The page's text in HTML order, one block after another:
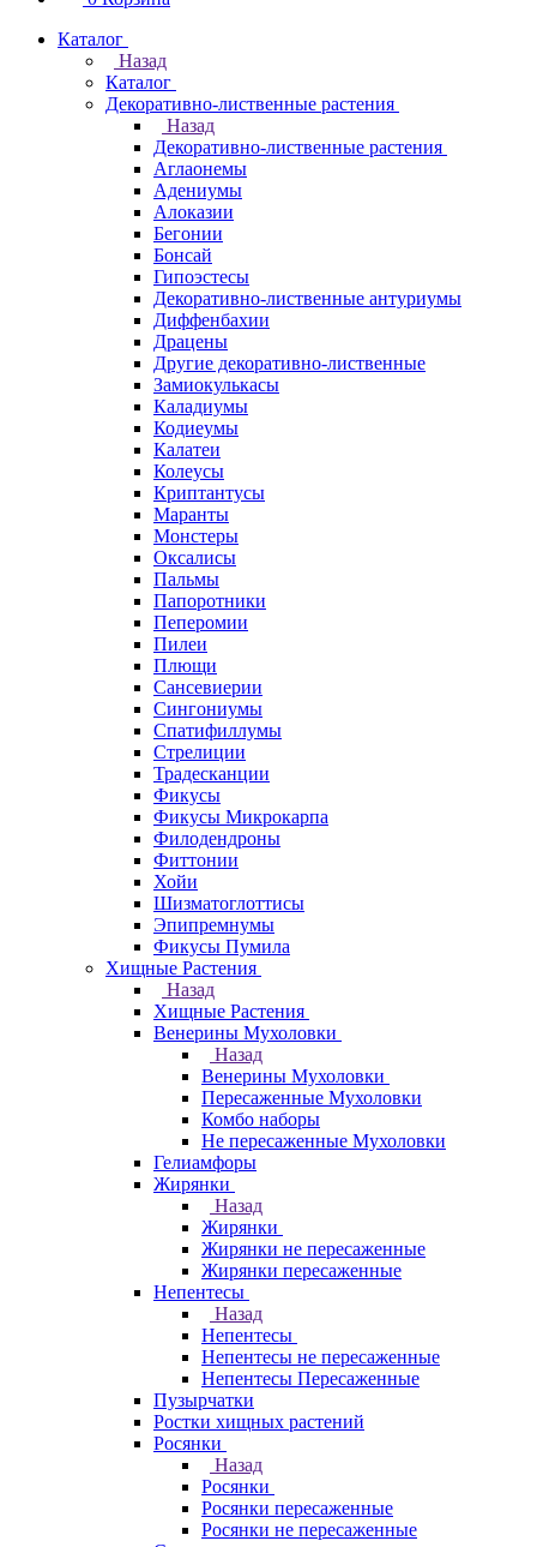
Каталог
Назад
Каталог
Декоративно-лиственные растения
Назад
Декоративно-лиственные растения
Аглаонемы
Адениумы
Алоказии
Бегонии
Бонсай
Гипоэстесы
Декоративно-лиственные антуриумы
Диффенбахии
Драцены
Другие декоративно-лиственные
Замиокулькасы
Каладиумы
Кодиеумы
Калатеи
Колеусы
Криптантусы
Маранты
Монстеры
Оксалисы
Пальмы
Папоротники
Пеперомии
Пилеи
Плющи
Сансевиерии
Сингониумы
Спатифиллумы
Стрелиции
Традесканции
Фикусы
Фикусы Микрокарпа
Филодендроны
Фиттонии
Хойи
Шизматоглоттисы
Эпипремнумы
Фикусы Пумила
Хищные Растения
Назад
Хищные Растения
Венерины Мухоловки
Назад
Венерины Мухоловки
Пересаженные Мухоловки
Комбо наборы
Не пересаженные Мухоловки
Гелиамфоры
Жирянки
Назад
Жирянки
Жирянки не пересаженные
Жирянки пересаженные
Непентесы
Назад
Непентесы
Непентесы не пересаженные
Непентесы Пересаженные
Пузырчатки
Ростки хищных растений
Росянки
Назад
Росянки
Росянки пересаженные
Росянки не пересаженные